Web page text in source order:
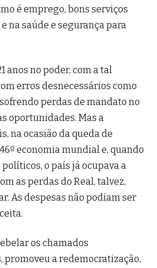
é emprego, bons serviços
na saúde e segurança para
anos no poder, com a tal
erros desnecessários como
perdas de mandato no
oportunidades. Mas a
na ocasião da queda de
economia mundial e, quando
o país já ocupava a
as perdas do Real, talvez,
As despesas não podiam ser
os chamados
promoveu a redemocratização,